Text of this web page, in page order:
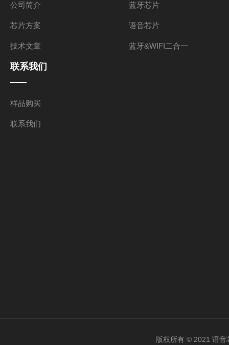
公司简介
芯片方案
技术文章
蓝牙芯片
语音芯片
蓝牙&WIFI二合一
联系我们
样品购买
联系我们
版权所有 © 2021 语